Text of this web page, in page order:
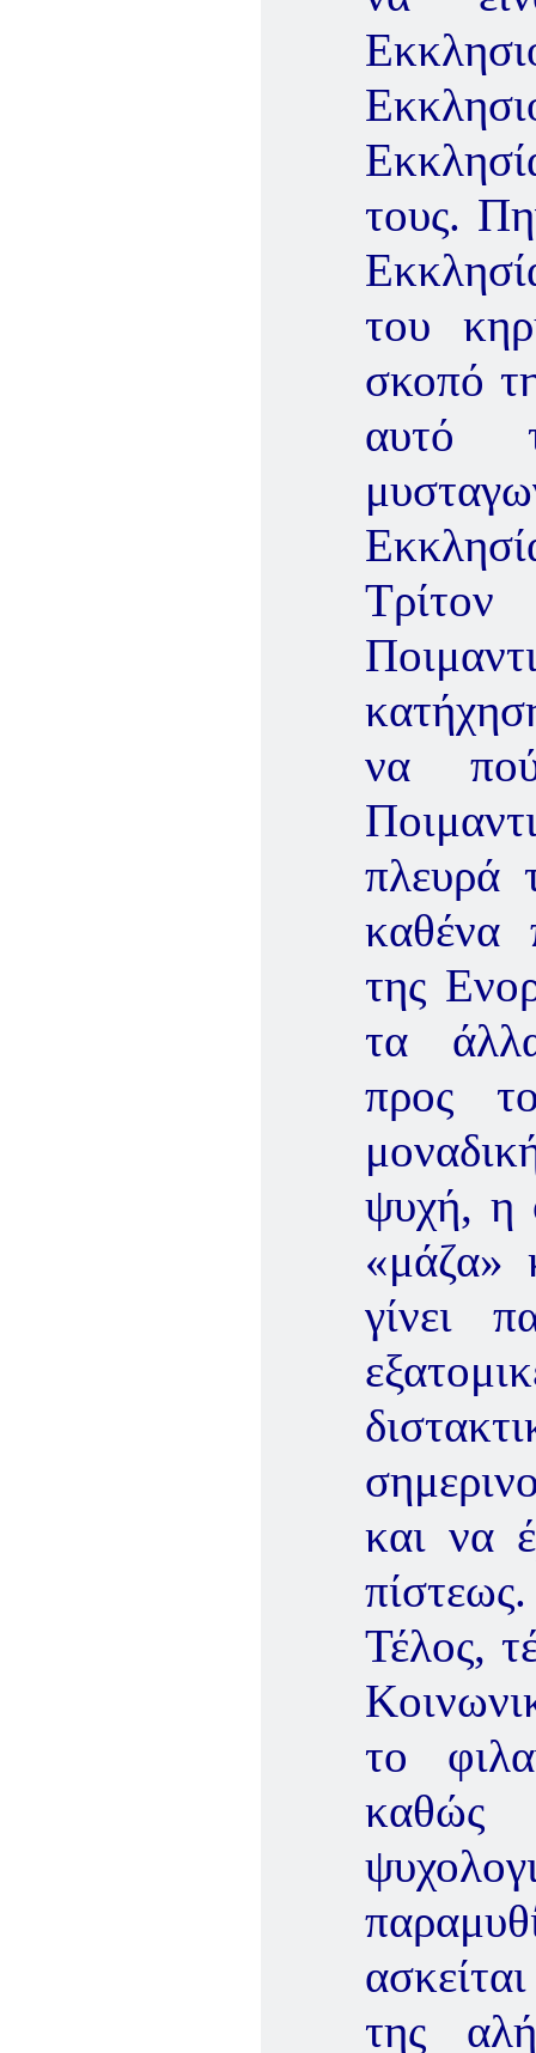
τους.
του
σκοπό
αυτό
να
πλευρά
καθένα
της
τα
προς
ψυχή, η
«μάζα»
γίνει
και να
πίστεως.
Τέλος,
το
καθώς
της